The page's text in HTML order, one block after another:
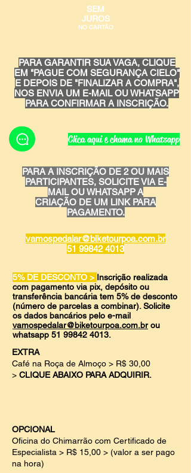
SEM
JUROS
NO CARTÃO
PARA GARANTIR SUA VAGA, CLIQUE
EM "PAGUE COM SEGURANÇA CIELO"
E DEPOIS DE "FINALIZAR A COMPRA",
NOS ENVIA UM E-MAIL OU WHATSAPP
PARA CONFIRMAR A INSCRIÇÃO.
Clica aqui e chama no Whatsapp
PARA A INSCRIÇÃO DE 2 OU MAIS
PARTICIPANTES, SOLICITE VIA E-
MAIL OU WHATSAPPA
CRIAÇÃO DE UM LINK PARA
PAGAMENTO.
vamospedalar@biketourpoa.com.br
51 99842 4013
5% DE DESCONTO > Inscrição realizada
com pagamento via pix, depósito ou
transferência bancária tem 5% de desconto
(número de parcelas a combinar). Solicite
os dados bancários pelo e-mail
vamospedalar@biketourpoa.com.brou
whatsapp 51 99842 4013.
EXTRA
Café na Roça de Almoço > R$ 30,00
> CLIQUE ABAIXO PARA ADQUIRIR.
OPCIONAL
Oficina do Chimarrão com Certificado de
Especialista > R$ 15,00 > (valor a ser pago
na hora)